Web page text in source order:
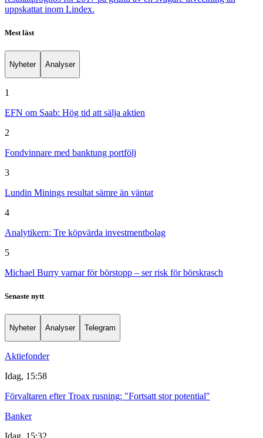
uppskattat inom Lindex.
Mest läst
Nyheter Analyser
1
EFN om Saab: Hög tid att sälja aktien
2
Fondvinnare med banktung portfölj
3
Lundin Minings resultat sämre än väntat
4
Analytikern: Tre köpvärda investmentbolag
5
Michael Burry varnar för börstopp – ser risk för börskrasch
Senaste nytt
Nyheter Analyser Telegram
Aktiefonder
Idag, 15:58
Förvaltaren efter Troax rusning: "Fortsatt stor potential"
Banker